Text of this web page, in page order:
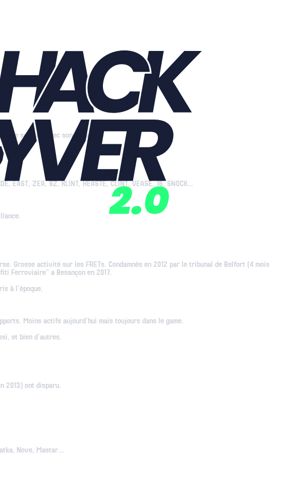
session avec son crew.
EAST, ZER, 9Z, KLINT, HEASTE, CLINT, VEASE, 16, SNOCK...
Grosse activité sur les FRETs. Condamnés en 2012 par le tribunal de Belfort (4 mois
Ferroviaire" a Besançon en 2017.
à l'époque.
Moins actifs aujourd'hui mais toujours dans le game.
et bien d'autres.
2013) ont disparu.
Nove, Mastar...